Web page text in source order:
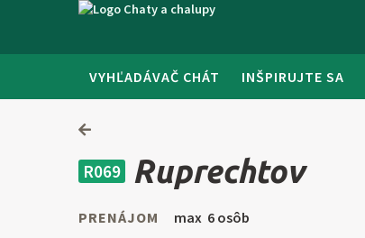
VYHĽADÁVAČ CHÁT INŠPIRUJTE SA
R069 Ruprechtov
PRENÁJOM
max 6 osôb